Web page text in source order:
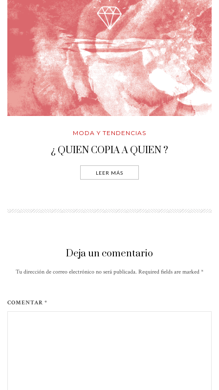
MODA Y TENDENCIAS
¿ QUIEN COPIA A QUIEN ?
LEER MÁS
Deja un comentario
Tu dirección de correo electrónico no será publicada. Required fields are marked *
COMENTAR *